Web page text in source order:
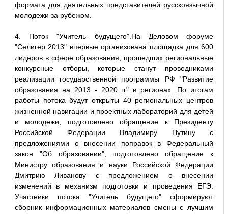
формата для деятельных представителей русскоязычной
молодежи за рубежом.
4. Поток "Учитель будущего".На Деловом форуме
"Селигер 2013" впервые организована площадка для 600
лидеров в сфере образования, прошедших региональные
конкурсные отборы, которые станут проводниками
реализации государственной программы РФ "Развитие
образования на 2013 - 2020 гг" в регионах. По итогам
работы потока будут открыты 40 региональных центров
жизненной навигации и проектных лабораторий для детей
и молодежи; подготовлено обращение к Президенту
Российской Федерации Владимиру Путину с
предложениями о внесении поправок в Федеральный
закон "Об образовании"; подготовлено обращение к
Министру образования и науки Российской Федерации
Дмитрию Ливанову с предложением о внесении
изменений в механизм подготовки и проведения ЕГЭ.
Участники потока "Учитель будущего" сформируют
сборник информационных материалов смены с лучшим